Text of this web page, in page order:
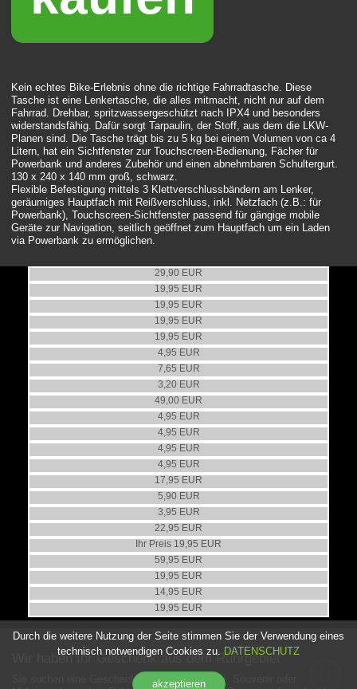
Durch die weitere Nutzung der Seite stimmen Sie der Verwendung eines
technisch notwendigen Cookies zu.
DATENSCHUTZ
akzeptieren
Kein echtes Bike-Erlebnis ohne die richtige Fahrradtasche. Diese
Tasche ist eine Lenkertasche, die alles mitmacht, nicht nur auf dem
Fahrrad. Drehbar, spritzwassergeschützt nach IPX4 und besonders
widerstandsfähig. Dafür sorgt Tarpaulin, der Stoff, aus dem die LKW-
Planen sind. Die Tasche trägt bis zu 5 kg bei einem Volumen von ca 4
Litern, hat ein Sichtfenster zur Touchscreen-Bedienung, Fächer für
Powerbank und anderes Zubehör und einen abnehmbaren Schultergurt.
130 x 240 x 140 mm groß, schwarz.
Flexible Befestigung mittels 3 Klettverschlussbändern am Lenker,
geräumiges Hauptfach mit Reißverschluss, inkl. Netzfach (z.B.: für
Powerbank), Touchscreen-Sichtfenster passend für gängige mobile
Geräte zur Navigation, seitlich geöffnet zum Hauptfach um ein Laden
via Powerbank zu ermöglichen.
29,90 EUR
Bannertasche Upcycling
19,95 EUR
Bannertasche Upcycling
19,95 EUR
Bannertasche Upcycling
19,95 EUR
Bannertasche Upcycling
19,95 EUR
Zollverein Einkaufstasche mit Beutel
4,95 EUR
Baumwollrucksack Zollverein
7,65 EUR
Baumwolltasche Doppelbock-Motiv
3,20 EUR
Umhängetasche ExtraSchicht
49,00 EUR
Baumwolltasche "Glück Auf!"
4,95 EUR
Baumwolltasche Hammer & Schlegel
4,95 EUR
Baumwolltasche Doppelbock
4,95 EUR
Baumwolltasche Schupp & Kremmer
4,95 EUR
Freizeit- und Einkaufstasche "Ruhrpott"
17,95 EUR
Rucksack, Tragetasche Essen 1887
5,90 EUR
Non Woven Tasche "Essen"
3,95 EUR
XXL-Tasche Schupp&Kremmer
22,95 EUR
Shoulderbag "Koordinaten"
UVP 22,50 EUR
Ihr Preis 19,95 EUR
Dortmunder U-Umhängetasche, Taube
59,95 EUR
Gummi-Tasche "leetspeak"
19,95 EUR
Rucksack mit Trinkbeutel
14,95 EUR
Münzgeldbörse
19,95 EUR
Wir haben Ihr Geschenk aus dem Ruhrgebiet
Sie suchen eine Geschenkidee für ein Produkt, Souvenir oder